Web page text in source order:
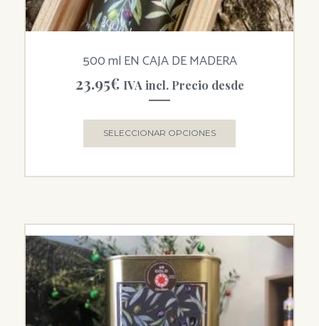
500 ml EN CAJA DE MADERA
23.95€ IVA incl. Precio desde
SELECCIONAR OPCIONES